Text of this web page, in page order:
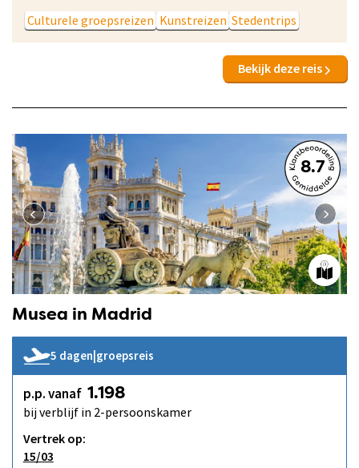
Culturele groepsreizen Kunstreizen Stedentrips
Bekijk deze reis
8.7
Musea in Madrid
5 dagen groepsreis
p.p. vanaf 1.198
bij verblijf in 2-persoonskamer
Vertrek op:
15/03